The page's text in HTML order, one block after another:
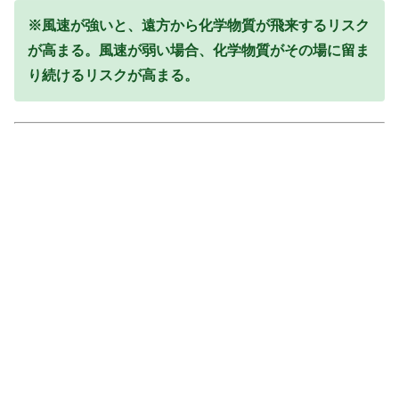
※風速が強いと、遠方から化学物質が飛来するリスク
が高まる。風速が弱い場合、化学物質がその場に留ま
り続けるリスクが高まる。